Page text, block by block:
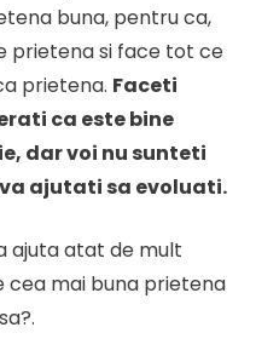
buna, pentru ca,
prietena si face tot ce
prietena. Faceti
ca este bine
dar voi nu sunteti
ajutati sa evoluati.
ajuta atat de mult
cea mai buna prietena